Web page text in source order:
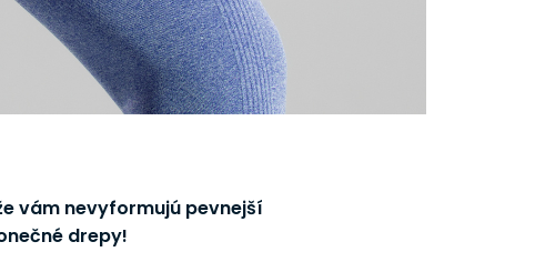
vám nevyformujú pevnejší
drepy!